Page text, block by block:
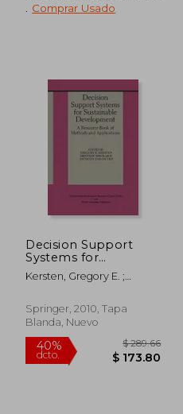
45%
dcto.
Comprar Usado
Decision Support
Systems for
Sustainable
Development: A
Methods and
Applications (en
Kersten, Gregory E. ;
On Yeh, Anthony
Springer, 2010, Tapa
Blanda, Nuevo